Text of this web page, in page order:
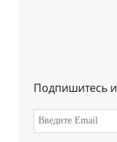
Подпишитесь